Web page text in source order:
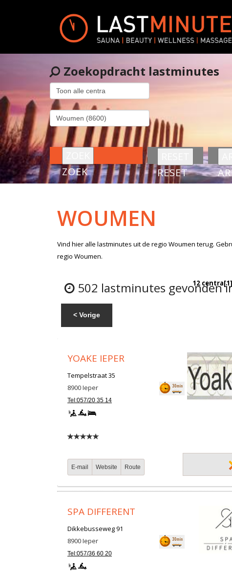
Zoekopdracht lastminutes
ZOEK RESET
WOUMEN
Vind hier alle lastminutes uit de regio Woumenterug.
regio Woumen.
502 lastminutes gevonden
< Vorige
12 centra[1]
YOAKE IEPER
Tempelstraat 35
8900Ieper
Tel:057/20 35 14
E-mail Website Route
SPA DIFFERENT
Dikkebusseweg 91
8900Ieper
Tel:057/36 60 20